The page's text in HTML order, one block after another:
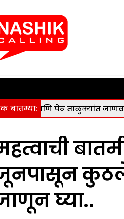
बातम्या: जाणवली कंपने,
कुठले
घ्या..